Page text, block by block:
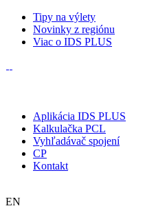
Tipy na výlety
Novinky z regiónu
Viac o IDS PLUS
Aplikácia IDS PLUS
Kalkulačka PCL
Vyhľadávač spojení
CP
Kontakt
EN